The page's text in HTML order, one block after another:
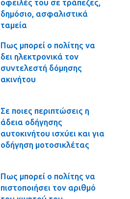
οφειλές του σε τράπεζες,
δημόσιο, ασφαλιστικά
ταμεία
Πως μπορεί ο πολίτης να
δει ηλεκτρονικά τον
συντελεστή δόμησης
ακινήτου
Σε ποιες περιπτώσεις η
άδεια οδήγησης
αυτοκινήτου ισχύει και για
οδήγηση μοτοσικλέτας
Πως μπορεί ο πολίτης να
πιστοποιήσει τον αριθμό